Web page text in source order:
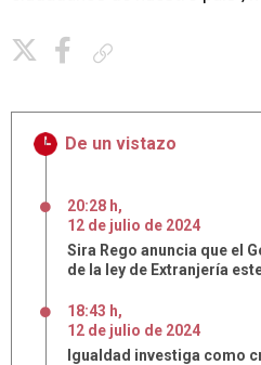
De un vistazo
20:28 h,
12 de julio de 2024
Sira Rego anuncia que el
de la ley de Extranjería
18:43 h,
12 de julio de 2024
Igualdad investiga como